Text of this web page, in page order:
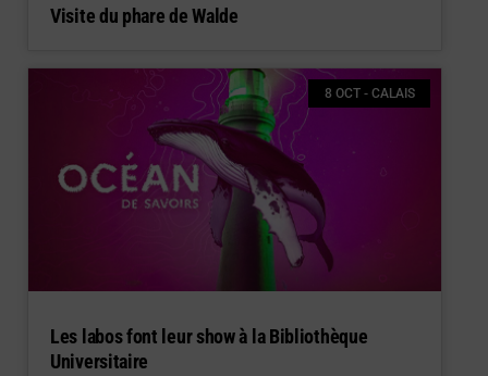
Visite du phare de Walde
8 OCT - CALAIS
Les labos font leur show à la Bibliothèque
Universitaire